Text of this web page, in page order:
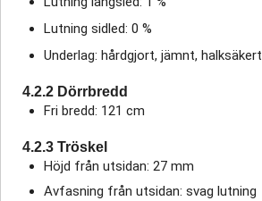
Lutning sidled: 0 %
Underlag: hårdgjort, jämnt, halksäkert
4.2.2 Dörrbredd
Fri bredd: 121 cm
4.2.3 Tröskel
Höjd från utsidan: 27 mm
Avfasning från utsidan: svag lutning